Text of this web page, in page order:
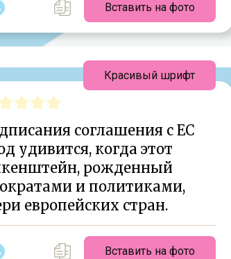
Вставить на фото
соглашения с ЕС
удивится, когда этот
рожденный
и политиками,
европейских стран.
Вставить на фото
Красивый шрифт